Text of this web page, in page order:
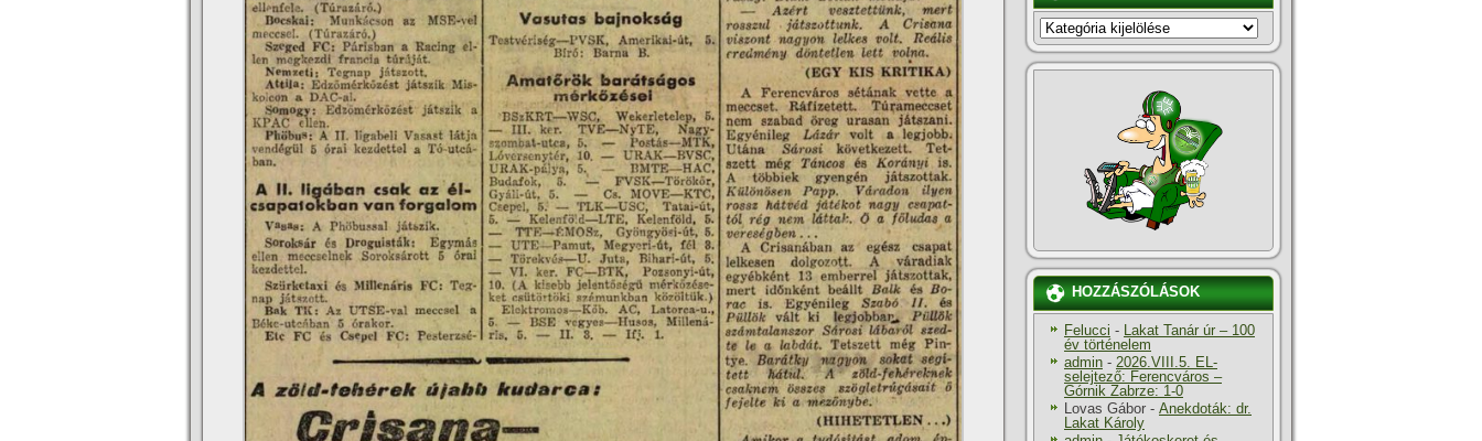
KATEGÓRIÁK
HOZZÁSZÓLÁSOK
Felucci - Lakat Tanár úr – 100
év történelem
admin - 2026.VIII.5. EL-
selejtező: Ferencváros –
Górnik Zabrze: 1-0
Lovas Gábor - Anekdoták: dr.
Lakat Károly